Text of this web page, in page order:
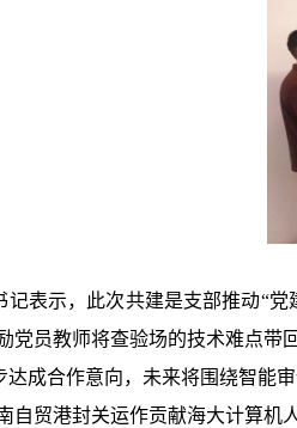
记表示，此次共建是支部推动“
党员教师将查验场的技术难点带
达成合作意向，未来将围绕智能
自贸港封关运作贡献海大计算机